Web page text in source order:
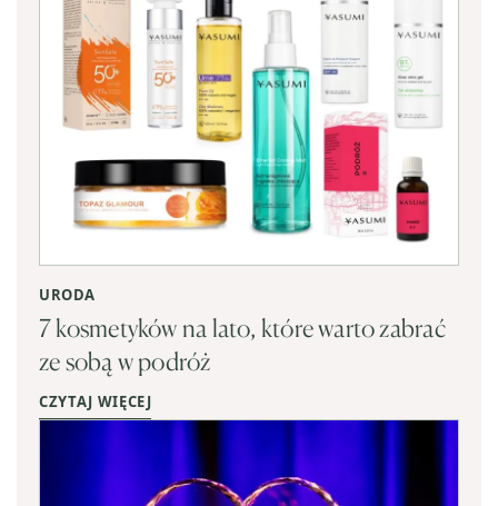
URODA
7 kosmetyków na lato, które warto zabrać
ze sobą w podróż
CZYTAJ WIĘCEJ